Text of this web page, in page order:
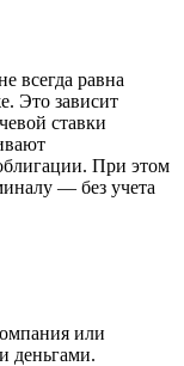
всегда равна
Это зависит
ставки
При этом
— без учета
или
деньгами.